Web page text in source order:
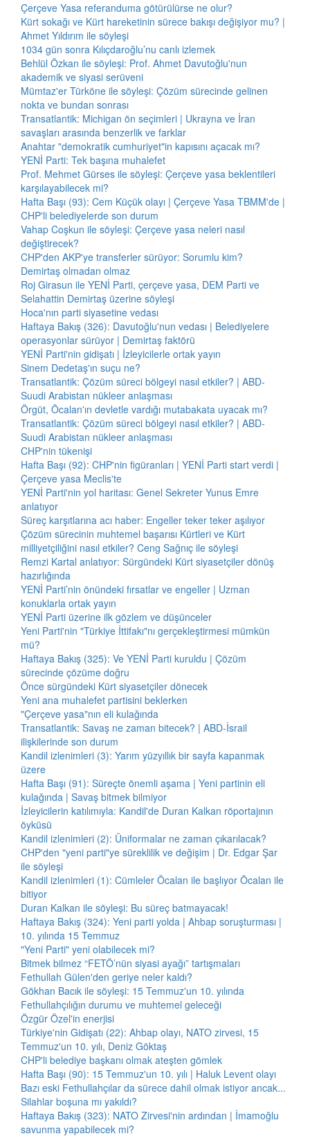
Çerçeve Yasa referanduma götürülürse ne olur?
Kürt sokağı ve Kürt hareketinin sürece bakışı değişiyor mu? |
Ahmet Yıldırım ile söyleşi
1034 gün sonra Kılıçdaroğlu’nu canlı izlemek
Behlül Özkan ile söyleşi: Prof. Ahmet Davutoğlu'nun
akademik ve siyasi serüveni
Mümtaz'er Türköne ile söyleşi: Çözüm sürecinde gelinen
nokta ve bundan sonrası
Transatlantik: Michigan ön seçimleri | Ukrayna ve İran
savaşları arasında benzerlik ve farklar
Anahtar "demokratik cumhuriyet"in kapısını açacak mı?
YENİ Parti: Tek başına muhalefet
Prof. Mehmet Gürses ile söyleşi: Çerçeve yasa beklentileri
karşılayabilecek mi?
Hafta Başı (93): Cem Küçük olayı | Çerçeve Yasa TBMM'de |
CHP'li belediyelerde son durum
Vahap Coşkun ile söyleşi: Çerçeve yasa neleri nasıl
değiştirecek?
CHP'den AKP'ye transferler sürüyor: Sorumlu kim?
Demirtaş olmadan olmaz
Roj Girasun ile YENİ Parti, çerçeve yasa, DEM Parti ve
Selahattin Demirtaş üzerine söyleşi
Hoca'nın parti siyasetine vedası
Haftaya Bakış (326): Davutoğlu'nun vedası | Belediyelere
operasyonlar sürüyor | Demirtaş faktörü
YENİ Parti'nin gidişatı | İzleyicilerle ortak yayın
Sinem Dedetaş'ın suçu ne?
Transatlantik: Çözüm süreci bölgeyi nasıl etkiler? | ABD-
Suudi Arabistan nükleer anlaşması
Örgüt, Öcalan'ın devletle vardığı mutabakata uyacak mı?
Transatlantik: Çözüm süreci bölgeyi nasıl etkiler? | ABD-
Suudi Arabistan nükleer anlaşması
CHP'nin tükenişi
Hafta Başı (92): CHP'nin figüranları | YENİ Parti start verdi |
Çerçeve yasa Meclis'te
YENİ Parti'nin yol haritası: Genel Sekreter Yunus Emre
anlatıyor
Süreç karşıtlarına acı haber: Engeller teker teker aşılıyor
Çözüm sürecinin muhtemel başarısı Kürtleri ve Kürt
milliyetçiliğini nasıl etkiler? Ceng Sağnıç ile söyleşi
Remzi Kartal anlatıyor: Sürgündeki Kürt siyasetçiler dönüş
hazırlığında
YENİ Parti’nin önündeki fırsatlar ve engeller | Uzman
konuklarla ortak yayın
YENİ Parti üzerine ilk gözlem ve düşünceler
Yeni Parti'nin "Türkiye İttifakı"nı gerçekleştirmesi mümkün
mü?
Haftaya Bakış (325): Ve YENİ Parti kuruldu | Çözüm
sürecinde çözüme doğru
Önce sürgündeki Kürt siyasetçiler dönecek
Yeni ana muhalefet partisini beklerken
"Çerçeve yasa"nın eli kulağında
Transatlantik: Savaş ne zaman bitecek? | ABD-İsrail
ilişkilerinde son durum
Kandil izlenimleri (3): Yarım yüzyıllık bir sayfa kapanmak
üzere
Hafta Başı (91): Süreçte önemli aşama | Yeni partinin eli
kulağında | Savaş bitmek bilmiyor
İzleyicilerin katılımıyla: Kandil'de Duran Kalkan röportajının
öyküsü
Kandil izlenimleri (2): Üniformalar ne zaman çıkarılacak?
CHP'den "yeni parti"ye süreklilik ve değişim | Dr. Edgar Şar
ile söyleşi
Kandil izlenimleri (1): Cümleler Öcalan ile başlıyor Öcalan ile
bitiyor
Duran Kalkan ile söyleşi: Bu süreç batmayacak!
Haftaya Bakış (324): Yeni parti yolda | Ahbap soruşturması |
10. yılında 15 Temmuz
"Yeni Parti" yeni olabilecek mi?
Bitmek bilmez “FETÖ’nün siyasi ayağı” tartışmaları
Fethullah Gülen'den geriye neler kaldı?
Gökhan Bacık ile söyleşi: 15 Temmuz'un 10. yılında
Fethullahçılığın durumu ve muhtemel geleceği
Özgür Özel'in enerjisi
Türkiye'nin Gidişatı (22): Ahbap olayı, NATO zirvesi, 15
Temmuz'un 10. yılı, Deniz Göktaş
CHP'li belediye başkanı olmak ateşten gömlek
Hafta Başı (90): 15 Temmuz'un 10. yılı | Haluk Levent olayı
Bazı eski Fethullahçılar da sürece dahil olmak istiyor ancak...
Silahlar boşuna mı yakıldı?
Haftaya Bakış (323): NATO Zirvesi'nin ardından | İmamoğlu
savunma yapabilecek mi?